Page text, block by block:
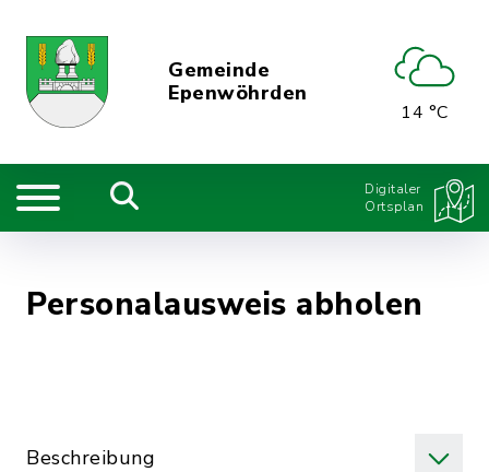
Gemeinde
Epenwöhrden
14 °C
Digitaler
Ortsplan
Personalausweis abholen
Beschreibung